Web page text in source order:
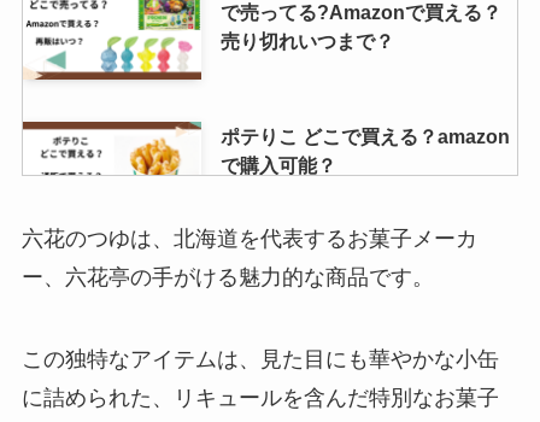
で売ってる?Amazonで買える？
売り切れいつまで？
ポテりこ どこで買える？amazon
で購入可能？
ブルダック 売ってる場所は？コン
六花のつゆは、北海道を代表するお菓子メーカ
ー、六花亭の手がける魅力的な商品です。
この独特なアイテムは、見た目にも華やかな小缶
に詰められた、リキュールを含んだ特別なお菓子